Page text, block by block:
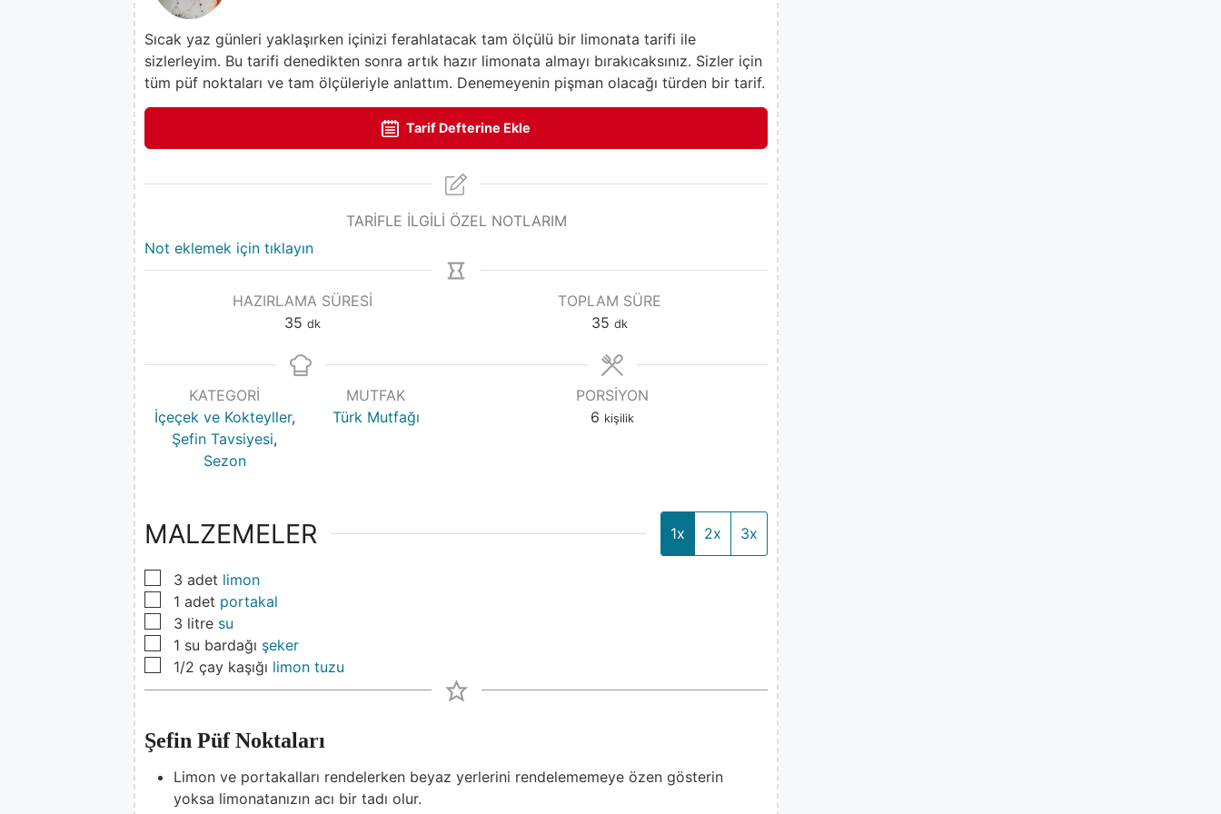
Sıcak yaz günleri yaklaşırken içinizi ferahlatacak tam ölçülü bir limonata tarifi ile
sizlerleyim. Bu tarifi denedikten sonra artık hazır limonata almayı bırakıcaksınız. Sizler için
tüm püf noktaları ve tam ölçüleriyle anlattım. Denemeyenin pişman olacağı türden bir tarif.
Tarif Defterine Ekle
TARİFLE İLGİLİ ÖZEL NOTLARIM
Not eklemek için tıklayın
HAZIRLAMA SÜRESI
35 dk
TOPLAM SÜRE
35 dk
KATEGORI
İçeçek ve Kokteyller,
Şefin Tavsiyesi,
Sezon
MUTFAK
Türk Mutfağı
PORSIYON
6 kişilik
MALZEMELER 1x 2x 3x
▢
3 adet limon
▢
1 adet portakal
▢
3 litre su
▢
1 su bardağı şeker
▢
1/2 çay kaşığı limon tuzu
Şefin Püf Noktaları
Limon ve portakalları rendelerken beyaz yerlerini rendelememeye özen gösterin
yoksa limonatanızın acı bir tadı olur.